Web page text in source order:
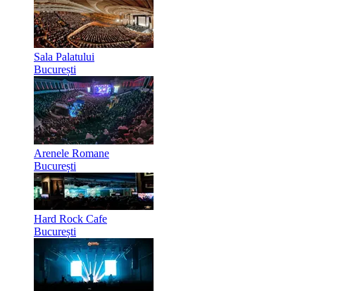
Sala Palatului
București
Arenele Romane
București
Hard Rock Cafe
București